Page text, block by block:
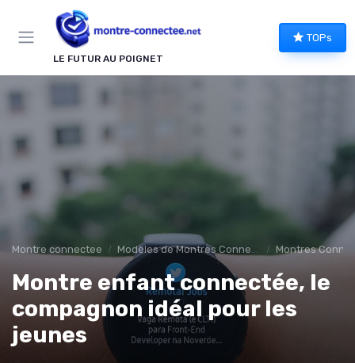
LE FUTUR AU POIGNET
TOPs
Montre connectee Modèles de Montres Connectées Montres
Montre enfant connectée, le
compagnon idéal pour les
jeunes
Panneau de gestion des cookies